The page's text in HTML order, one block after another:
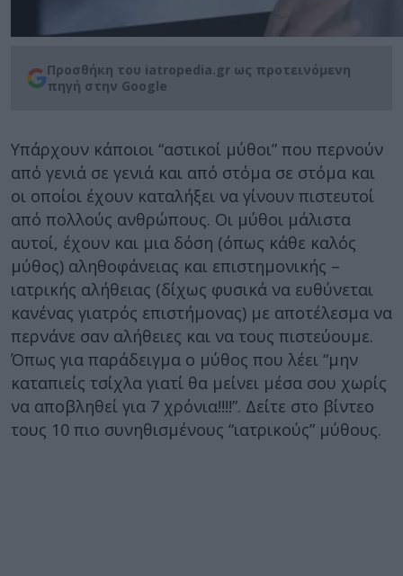
Προσθήκη του iatropedia.gr ως προτεινόμενη
πηγή στην Google
Υπάρχουν κάποιοι “αστικοί μύθοι” που περνούν
από γενιά σε γενιά και από στόμα σε στόμα και
οι οποίοι έχουν καταλήξει να γίνουν πιστευτοί
από πολλούς ανθρώπους. Οι μύθοι μάλιστα
αυτοί, έχουν και μια δόση (όπως κάθε καλός
μύθος) αληθοφάνειας και επιστημονικής –
ιατρικής αλήθειας (δίχως φυσικά να ευθύνεται
κανένας γιατρός επιστήμονας) με αποτέλεσμα να
περνάνε σαν αλήθειες και να τους πιστεύουμε.
Όπως για παράδειγμα ο μύθος που λέει “μην
καταπιείς τσίχλα γιατί θα μείνει μέσα σου χωρίς
να αποβληθεί για 7 χρόνια!!!!”. Δείτε στο βίντεο
τους 10 πιο συνηθισμένους “ιατρικούς” μύθους.